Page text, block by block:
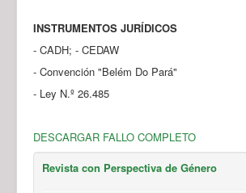
INSTRUMENTOS JURÍDICOS
- CADH; - CEDAW
- Convención "Belém Do Pará"
- Ley N.º 26.485
DESCARGAR FALLO COMPLETO
Revista con Perspectiva de Género